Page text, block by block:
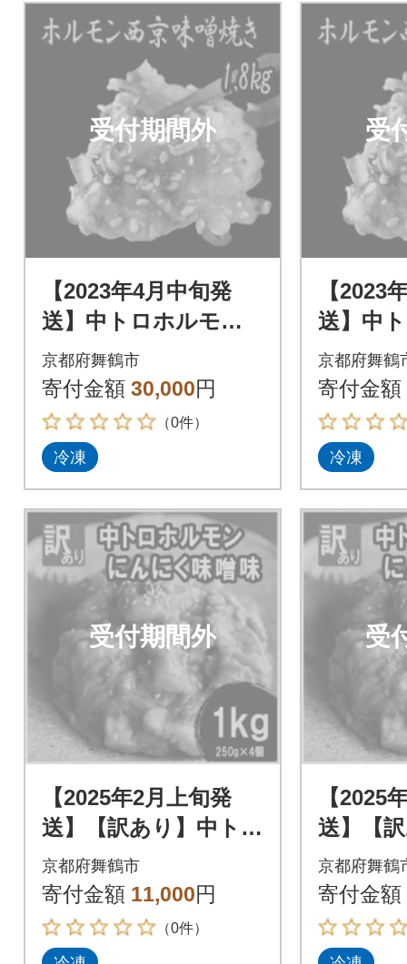
受付期間外
【2023年4月中旬発
送】中トロホルモン
西京味噌焼き 1.8kg
京都府舞鶴市
寄付金額 30,000円
（0件）
冷凍
受
【2023
送】中
西京味
京都府舞鶴
寄付金額
冷凍
受付期間外
【2025年2月上旬発
送】【訳あり】中トロ
ホルモン シマ腸 1kg
(250g×4) 大蒜味噌味
京都府舞鶴市
寄付金額 11,000円
（0件）
受
【2025
送】【
ホルモ
京都府舞鶴
寄付金額